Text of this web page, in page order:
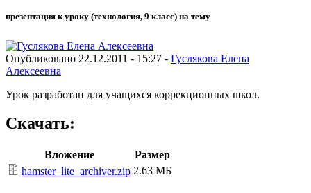
презентация к уроку (технология, 9 класс) на тему
Опубликовано 22.12.2011 - 15:27 - Гуслякова Елена
Алексеевна
Урок разработан для учащихся коррекционных школ.
Скачать:
Вложение
Размер
hamster_lite_archiver.zip 2.63 МБ